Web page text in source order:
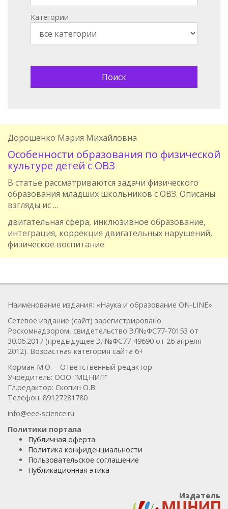
Категории
Дорошенко Мария Михайловна
Особенности образования по физической
культуре детей с ОВЗ
В статье рассматриваются задачи физического
образования младших школьников с ОВЗ. Описаны
взгляды ис …
двигательная сфера, инклюзивное образование,
интеграция, коррекция двигательных нарушений,
физическое воспитание
Наименование издания: «Наука и образование ON-LINE»
Сетевое издание (сайт) зарегистрировано
Роскомнадзором, свидетельство ЭЛ№ФС77-70153 от
30.06.2017 (предыдущее Эл№ФC77-49690 от 26 апреля
2012). Возрастная категория сайта 6+
Корман М.О. – Ответственный редактор
Учредитель: ООО “МЦНИП”
Гл.редактор: Скопин О.В.
Телефон: 89127281780
info@eee-science.ru
Политики портала
Публичная оферта
Политика конфиденциальности
Пользовательское соглашение
Публикационная этика
Издатель